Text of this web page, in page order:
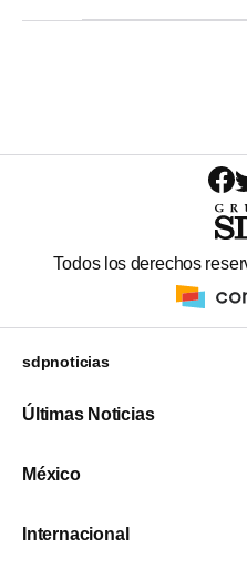
Todos los derechos
sdpnoticias
Últimas Noticias
México
Internacional